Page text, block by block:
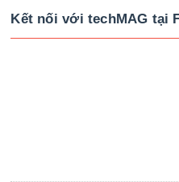
Kết nối với techMAG tại